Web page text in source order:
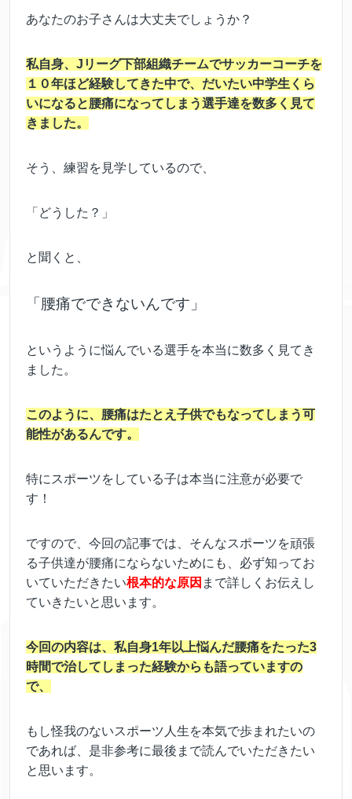
あなたのお子さんは大丈夫でしょうか？
私自身、Jリーグ下部組織チームでサッカーコーチを
１０年ほど経験してきた中で、だいたい中学生くら
いになると腰痛になってしまう選手達を数多く見て
きました。
そう、練習を見学しているので、
「どうした？」
と聞くと、
「腰痛でできないんです」
というように悩んでいる選手を本当に数多く見てき
ました。
このように、腰痛はたとえ子供でもなってしまう可
能性があるんです。
特にスポーツをしている子は本当に注意が必要で
す！
ですので、今回の記事では、そんなスポーツを頑張
る子供達が腰痛にならないためにも、必ず知ってお
いていただきたい根本的な原因 まで詳しくお伝えし
ていきたいと思います。
今回の内容は、私自身1年以上悩んだ腰痛をたった3
時間で治してしまった経験からも語っていますの
で、
もし怪我のないスポーツ人生を本気で歩まれたいの
であれば、是非参考に最後まで読んでいただきたい
と思います。